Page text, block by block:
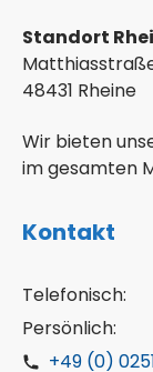
Standort
48431 Rheine
Wir bieten
im gesamten
Kontakt
Telefonisch:
Persönlich:
+49 (0)